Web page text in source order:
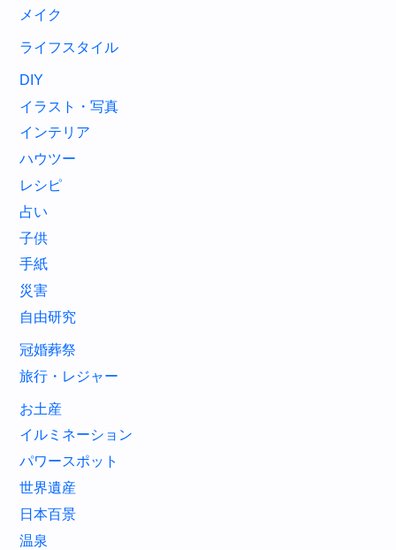
メイク
ライフスタイル
DIY
イラスト・写真
インテリア
ハウツー
レシピ
占い
子供
手紙
災害
自由研究
冠婚葬祭
旅行・レジャー
お土産
イルミネーション
パワースポット
世界遺産
日本百景
温泉